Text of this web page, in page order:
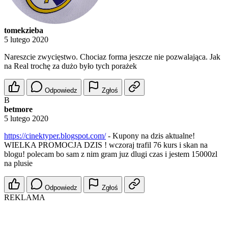
tomekzieba
5 lutego 2020
Nareszcie zwycięstwo. Chociaz forma jeszcze nie pozwalająca. Jak
na Real trochę za dużo było tych porażek
Odpowiedz Zgłoś
B
betmore
5 lutego 2020
https://cinektyper.blogspot.com/- Kupony na dzis aktualne!
WIELKA PROMOCJA DZIS ! wczoraj trafil 76 kurs i skan na
blogu! polecam bo sam z nim gram juz dlugi czas i jestem 15000zl
na plusie
Odpowiedz Zgłoś
REKLAMA